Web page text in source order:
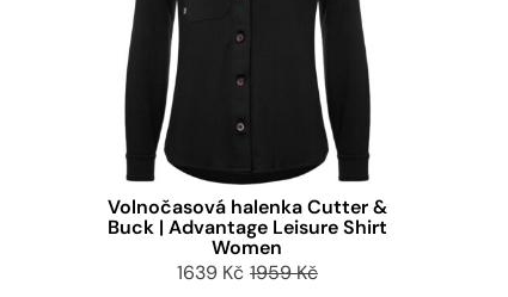
Volnočasová halenka Cutter &
Buck | Advantage Leisure Shirt
Women
1639 Kč 1959 Kč